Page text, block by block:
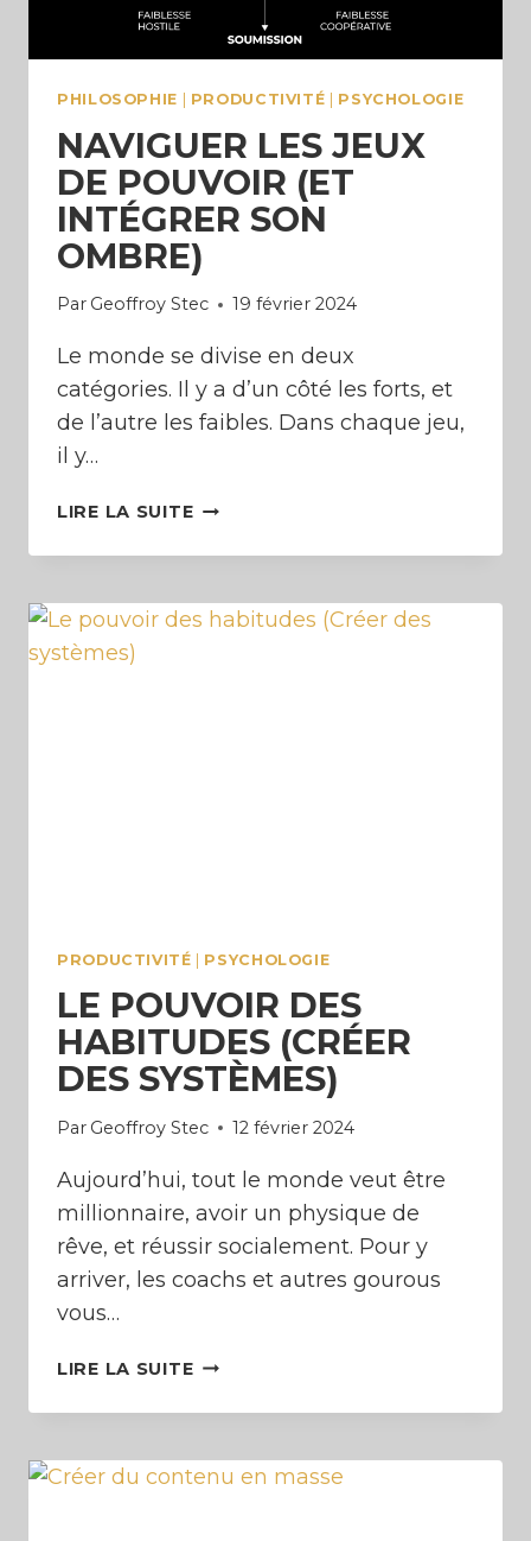
PHILOSOPHIE PRODUCTIVITÉ PSYCHOLOGIE
NAVIGUER LES JEUX
DE POUVOIR (ET
INTÉGRER SON
OMBRE)
Par Geoffroy Stec 19 février 2024
Le monde se divise en deux
catégories. Il y a d’un côté les forts, et
de l’autre les faibles. Dans chaque jeu,
il y…
LIRE LA SUITENAVIGUER
JEUX
POUVOIR
PRODUCTIVITÉ PSYCHOLOGIE
LE POUVOIR DES
HABITUDES (CRÉER
DES SYSTÈMES)
Par Geoffroy Stec 12 février 2024
Aujourd’hui, tout le monde veut être
millionnaire, avoir un physique de
rêve, et réussir socialement. Pour y
arriver, les coachs et autres gourous
vous…
LIRE LA SUITELE
DES
(CRÉER